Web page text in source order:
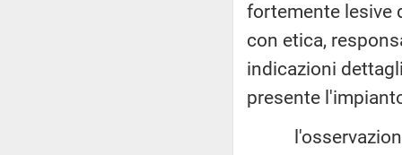
fortemente lesive
con etica,
indicazioni
presente
l'osservazione